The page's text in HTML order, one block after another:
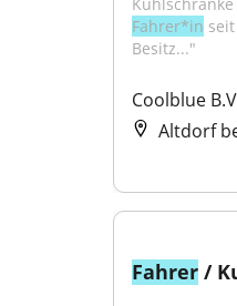
Fahrer*in
Besitz..."
Coolblue
Altdorf
Fahrer /